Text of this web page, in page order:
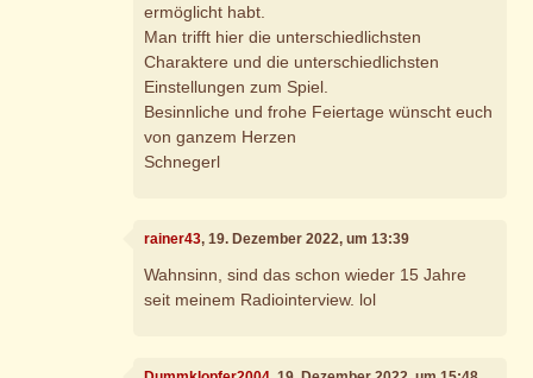
ermöglicht habt.
Man trifft hier die unterschiedlichsten
Charaktere und die unterschiedlichsten
Einstellungen zum Spiel.
Besinnliche und frohe Feiertage wünscht euch
von ganzem Herzen
Schnegerl
rainer43, 19. Dezember 2022, um 13:39
Wahnsinn, sind das schon wieder 15 Jahre
seit meinem Radiointerview. lol